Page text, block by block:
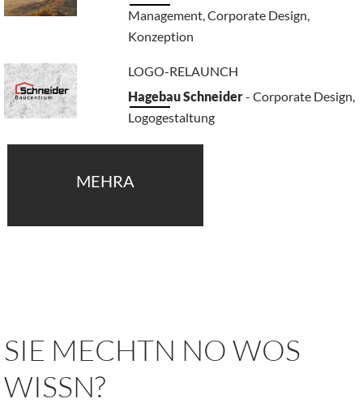
Management, Corporate Design,
Konzeption
LOGO-RELAUNCH
Hagebau Schneider- Corporate Design,
Logogestaltung
MEHRA
SIE MECHTN NO WOS
WISSN?